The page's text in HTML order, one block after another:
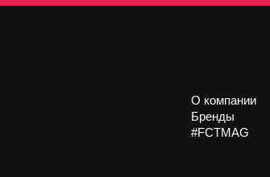
О компании
Бренды
#FCTMAG